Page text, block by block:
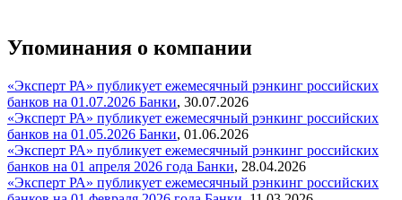
Упоминания о компании
«Эксперт РА» публикует ежемесячный рэнкинг российских
банков на 01.07.2026 Банки, 30.07.2026
«Эксперт РА» публикует ежемесячный рэнкинг российских
банков на 01.05.2026 Банки, 01.06.2026
«Эксперт РА» публикует ежемесячный рэнкинг российских
банков на 01 апреля 2026 года Банки, 28.04.2026
«Эксперт РА» публикует ежемесячный рэнкинг российских